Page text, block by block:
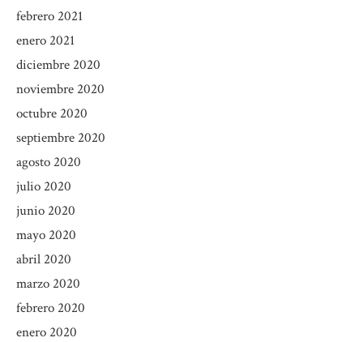
febrero 2021
enero 2021
diciembre 2020
noviembre 2020
octubre 2020
septiembre 2020
agosto 2020
julio 2020
junio 2020
mayo 2020
abril 2020
marzo 2020
febrero 2020
enero 2020